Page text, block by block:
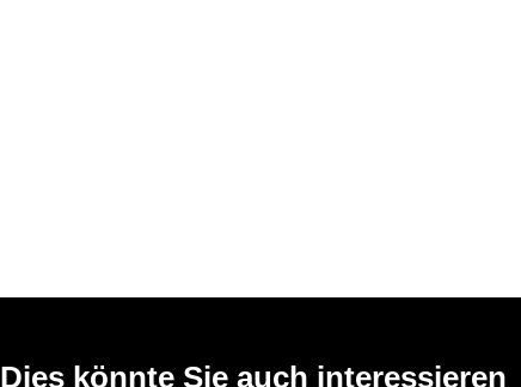
Dies könnte Sie auch interessieren